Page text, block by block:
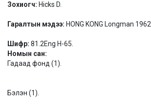
Зохиогч: Hicks D.
Гаралтын мэдээ: HONG KONG Longman 1962
Шифр: 81.2Eng H-65.
Номын сан:
Гадаад фонд (1).
Бэлэн (1).